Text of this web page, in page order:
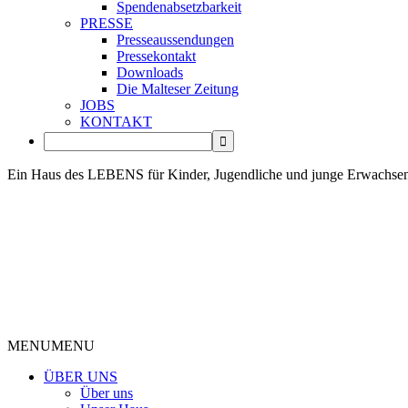
Spendenabsetzbarkeit
PRESSE
Presseaussendungen
Pressekontakt
Downloads
Die Malteser Zeitung
JOBS
KONTAKT
Ein Haus des LEBENS für Kinder, Jugendliche und junge
MENUMENU
ÜBER UNS
Über uns